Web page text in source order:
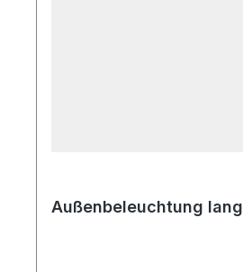
Außenbeleuchtung lang